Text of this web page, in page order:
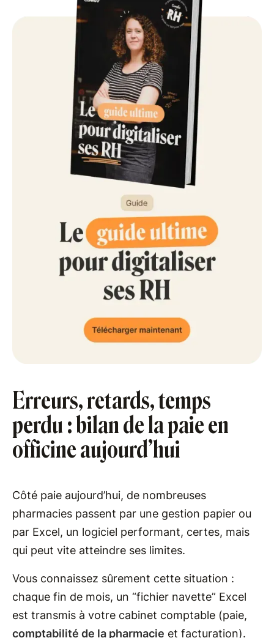
Erreurs, retards, temps
perdu : bilan de la paie en
officine aujourd’hui
Côté paie aujourd’hui, de nombreuses
pharmacies passent par une gestion papier ou
par Excel, un logiciel performant, certes, mais
qui peut vite atteindre ses limites.
Vous connaissez sûrement cette situation :
chaque fin de mois, un “fichier navette” Excel
est transmis à votre cabinet comptable (paie,
comptabilité de la pharmacie et facturation).